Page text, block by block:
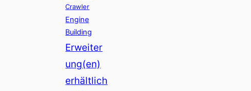
Crawler
Engine
Building
Erweiter
ung(en)
erhältlich